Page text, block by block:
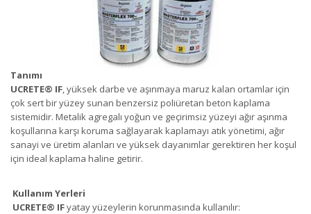
Tanımı
UCRETE® IF, yüksek darbe ve aşınmaya maruz kalan ortamlar için
çok sert bir yüzey sunan benzersiz poliüretan beton kaplama
sistemidir. Metalik agregalı yoğun ve geçirimsiz yüzeyi ağır aşınma
koşullarına karşı koruma sağlayarak kaplamayı atık yönetimi, ağır
sanayi ve üretim alanları ve yüksek dayanımlar gerektiren her koşul
için ideal kaplama haline getirir.
Kullanım Yerleri
UCRETE® IFyatay yüzeylerin korunmasında kullanılır: